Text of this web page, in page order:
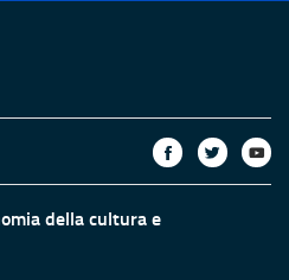
della cultura e